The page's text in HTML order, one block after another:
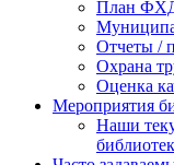
План
Отчеты /
Охрана
Оценка
Мероприятия
Наши